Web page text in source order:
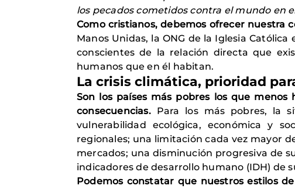
los pecados cometidos contra el mundo en
Como cristianos, debemos ofrecer nuestra
Manos Unidas, la ONG de la Iglesia
conscientes de la relación directa que
humanos que en él habitan.
La crisis climática, prioridad
Son los países más pobres los que
consecuencias.Para los más pobres, la
vulnerabilidad ecológica, económica y
regionales; una limitación cada vez mayor
mercados; una disminución progresiva de
indicadores de desarrollo humano (IDH) de
Podemos constatar que nuestros estilos